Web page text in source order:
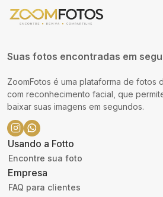
Suas fotos encontradas em
ZoomFotos é uma plataforma de fotos
com reconhecimento facial, que
baixar suas imagens em segundos.
Usando a Fotto
Encontre sua foto
Empresa
FAQ para clientes